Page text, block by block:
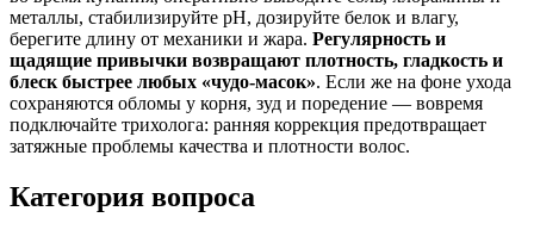
металлы, стабилизируйте pH, дозируйте белок и влагу,
берегите длину от механики и жара. Регулярность и
щадящие привычки возвращают плотность, гладкость и
блеск быстрее любых «чудо‑масок». Если же на фоне ухода
сохраняются обломы у корня, зуд и поредение — вовремя
подключайте трихолога: ранняя коррекция предотвращает
затяжные проблемы качества и плотности волос.
Категория вопроса